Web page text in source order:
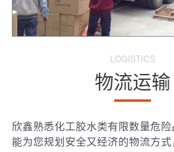
LOGISTICS
物流运输
欣鑫熟悉化工胶水类有限数量危险
能为您规划安全又经济的物流方